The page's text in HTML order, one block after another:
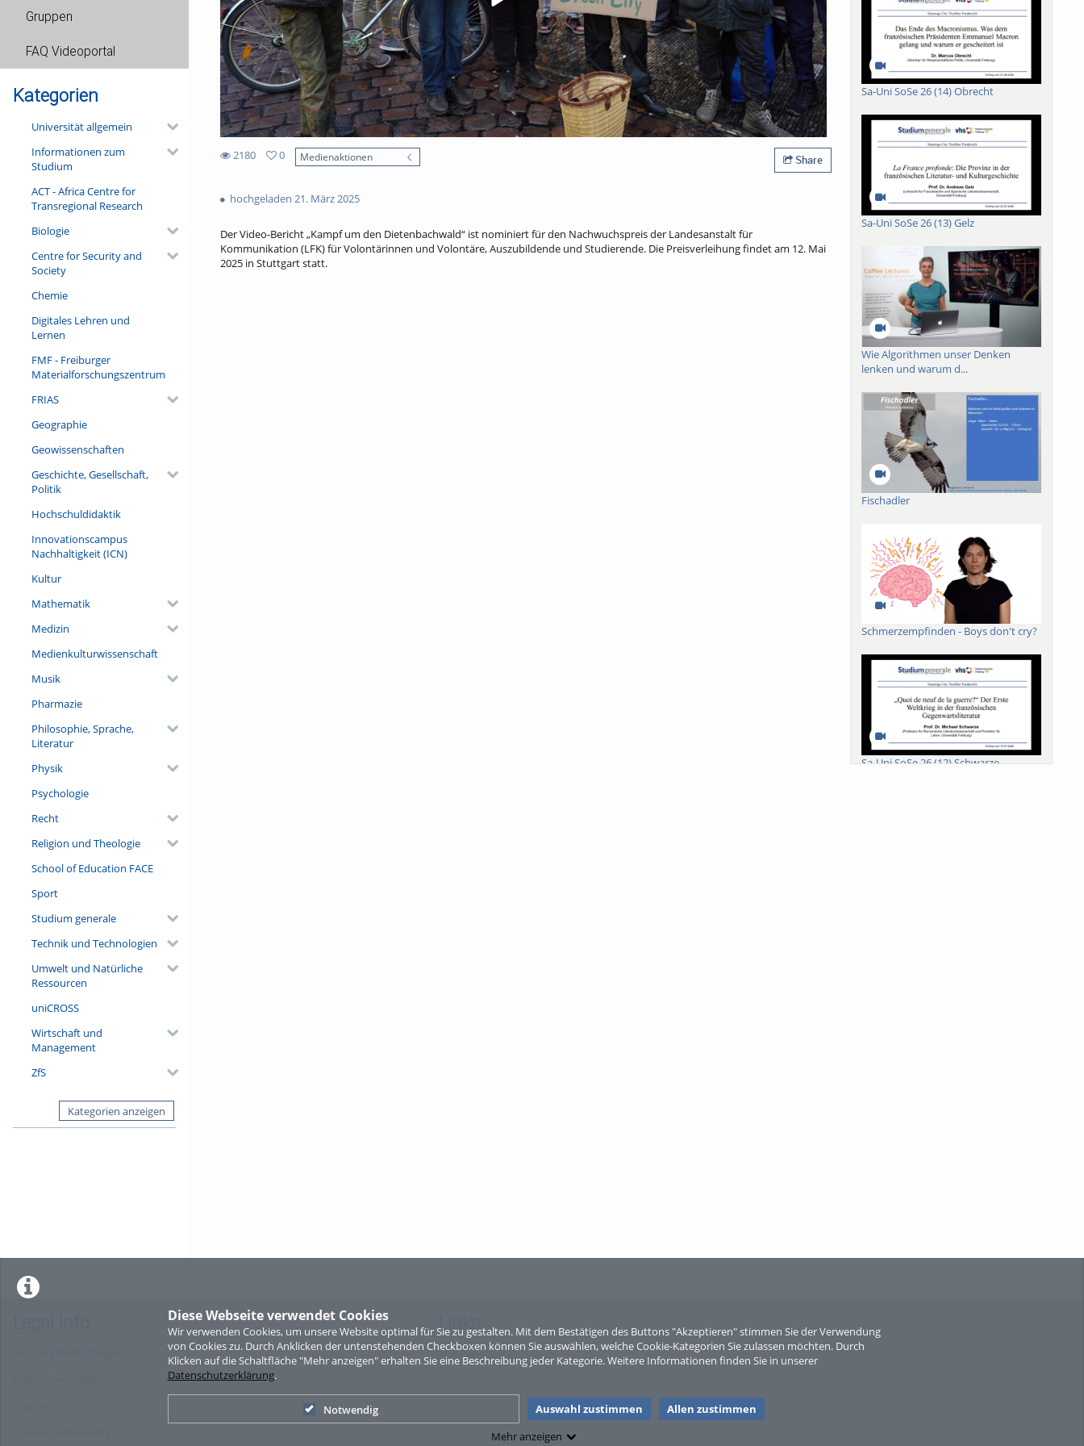
Diese Webseite verwendet Cookies
Wir verwenden Cookies, um unsere Website optimal für Sie zu gestalten. Mit dem Bestätigen des Buttons "Akzeptieren" stimmen Sie der Verwendung
von Cookies zu. Durch Anklicken der untenstehenden Checkboxen können Sie auswählen, welche Cookie-Kategorien Sie zulassen möchten. Durch
Klicken auf die Schaltfläche "Mehr anzeigen" erhalten Sie eine Beschreibung jeder Kategorie. Weitere Informationen finden Sie in unserer
Datenschutzerklärung.
Notwendig Auswahl zustimmen
Allen zustimmen
Mehr anzeigen
Gruppen
FAQ Videoportal
Kategorien
Universität allgemein
Informationen zum
Studium
ACT - Africa Centre for
Transregional Research
Biologie
Centre for Security and
Society
Chemie
Digitales Lehren und
Lernen
FMF - Freiburger
Materialforschungszentrum
FRIAS
Geographie
Geowissenschaften
Geschichte, Gesellschaft,
Politik
Hochschuldidaktik
Innovationscampus
Nachhaltigkeit (ICN)
Kultur
Mathematik
Medizin
Medienkulturwissenschaft
Musik
Pharmazie
Philosophie, Sprache,
Literatur
Physik
Psychologie
Recht
Religion und Theologie
School of Education FACE
Sport
Studium generale
Technik und Technologien
Umwelt und Natürliche
Ressourcen
uniCROSS
Wirtschaft und
Management
ZfS
Kategorien anzeigen
2180
views
0
Medienaktionen Share
hochgeladen 21. März 2025
Der Video-Bericht „Kampf um den Dietenbachwald“ ist nominiert für den Nachwuchspreis der Landesanstalt für
Kommunikation (LFK) für Volontärinnen und Volontäre, Auszubildende und Studierende. Die Preisverleihung findet am 12. Mai
2025 in Stuttgart statt.
Sa-Uni SoSe 26 (14) Obrecht
Sa-Uni SoSe 26 (13) Gelz
Wie Algorithmen unser Denken
lenken und warum d...
Fischadler
Schmerzempfinden - Boys don't cry?
Sa-Uni SoSe 26 (12) Schwarze
Sperber
Links
Sitemap